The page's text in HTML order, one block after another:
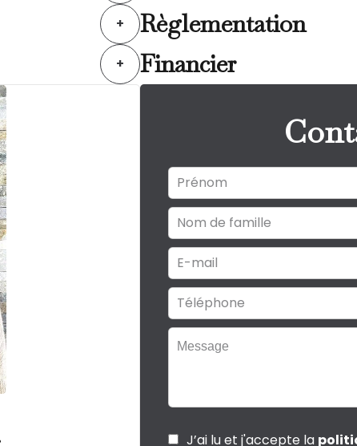
+ Règlementation
+ Financier
J’ai lu et j'accepte la